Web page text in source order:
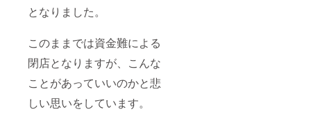
となりました。
このままでは資金難による
閉店となりますが、こんな
ことがあっていいのかと悲
しい思いをしています。